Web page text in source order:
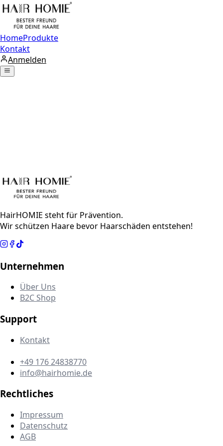
HomeProdukte
Kontakt
Anmelden
HairHOMIE steht für Prävention.
Wir schützen Haare bevor Haarschäden entstehen!
Unternehmen
Über Uns
B2C Shop
Support
Kontakt
+49 176 24838770
info@hairhomie.de
Rechtliches
Impressum
Datenschutz
AGB